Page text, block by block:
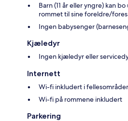
Barn (11 år eller yngre) kan
rommet til sine foreldre/
Ingen babysenger
Kjæledyr
Ingen kjæledyr eller
Internett
Wi-fi inkludert i
Wi-fi på rommene inkludert
Parkering